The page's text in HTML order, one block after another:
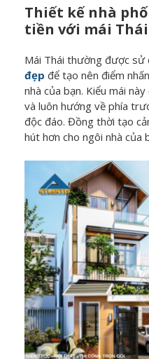
Thiết kế nhà
tiền với mái
Mái Thái thường được
đẹp để tạo nên điểm
nhà của bạn. Kiểu mái
và luôn hướng về phía
độc đáo. Đồng thời tạo
hút hơn cho ngôi nhà của